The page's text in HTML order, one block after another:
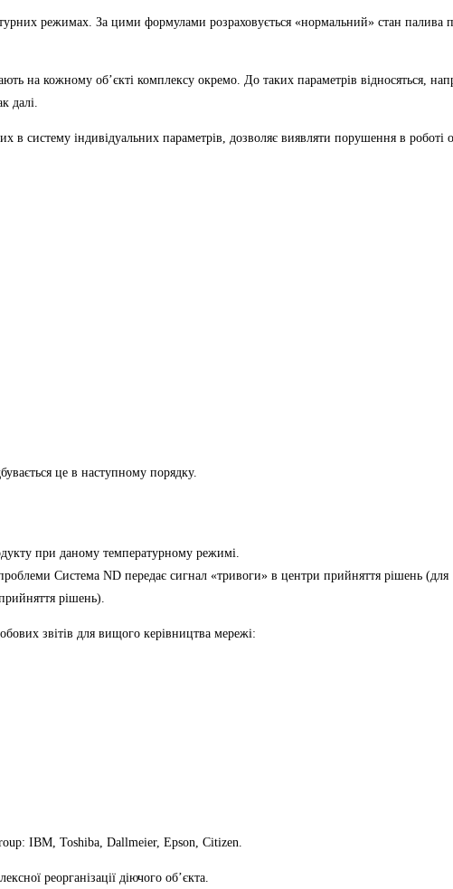
режимах. За цими формулами розраховується «нормальний» стан палива
на кожному об’єкті комплексу окремо. До таких параметрів відносяться,
далі.
систему індивідуальних параметрів, дозволяє виявляти порушення в роботі
це в наступному порядку.
при даному температурному режимі.
Система ND передає сигнал «тривоги» в центри прийняття рішень (для
рішень).
звітів для вищого керівництва мережі:
IBM, Toshiba, Dallmeier, Epson, Citizen.
реорганізації діючого об’єкта.